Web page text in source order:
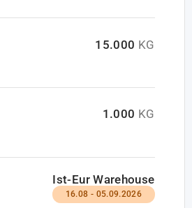
15.000 KG
1.000 KG
Ist-Eur Warehouse
16.08 - 05.09.2026